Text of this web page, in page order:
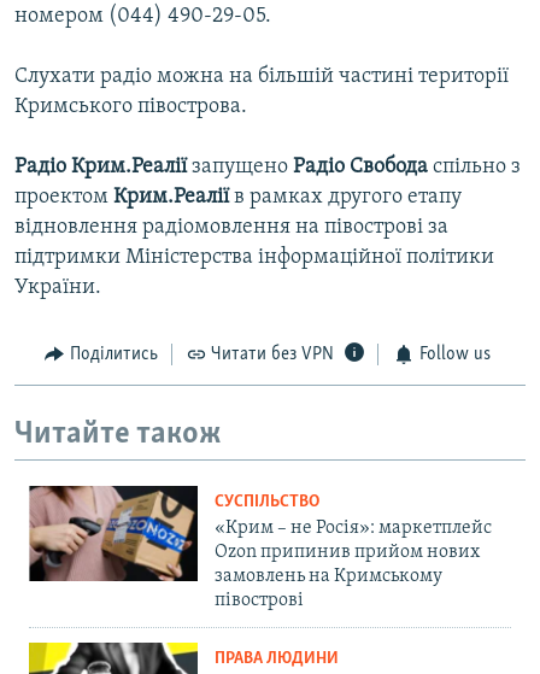
номером (044) 490-29-05.
Слухати радіо можна на більшій частині території
Кримського півострова.
Радіо Крим.Реаліїзапущено Радіо Свобода спільно з
проектом Крим.Реаліїв рамках другого етапу
відновлення радіомовлення на півострові за
підтримки Міністерства інформаційної політики
України.
Поділитись Читати без VPN Follow us
Читайте також
СУСПІЛЬСТВО
«Крим – не Росія»: маркетплейс
Ozon припинив прийом нових
замовлень на Кримському
півострові
ПРАВА ЛЮДИНИ